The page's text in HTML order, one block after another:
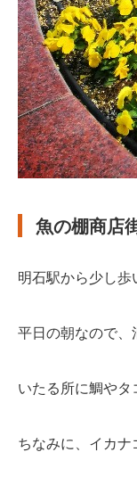
魚の棚商店
明石駅から少し歩
平日の朝なので、
いたる所に鯛やタ
ちなみに、イカナ